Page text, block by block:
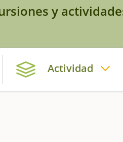
y
Actividad